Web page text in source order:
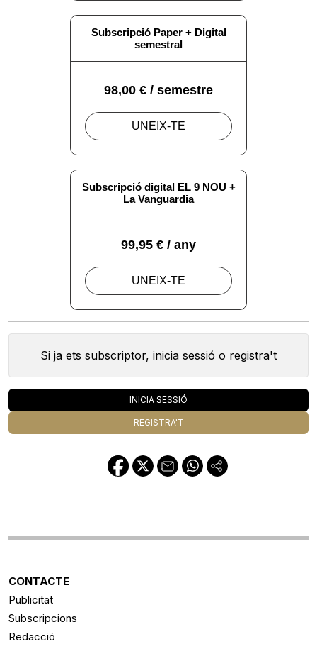
Si ja ets subscriptor, inicia sessió o registra't
INICIA SESSIÓ
REGISTRA'T
CONTACTE
Publicitat
Subscripcions
Redacció